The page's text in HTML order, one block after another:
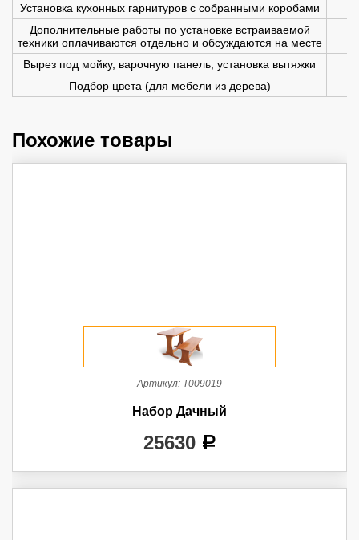
Установка кухонных гарнитуров с собранными коробами
Дополнительные работы по установке встраиваемой
техники оплачиваются отдельно и обсуждаются на месте
Вырез под мойку, варочную панель, установка вытяжки
Подбор цвета (для мебели из дерева)
Похожие товары
Артикул: Т009019
Набор Дачный
25630 a